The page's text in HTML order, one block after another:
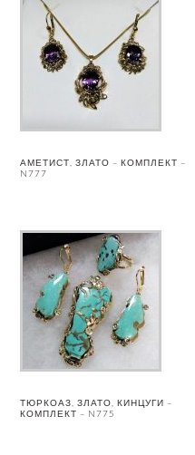
АМЕТИСТ, ЗЛАТО – КОМПЛЕКТ –
N777
ТЮРКОАЗ, ЗЛАТО, КИНЦУГИ –
КОМПЛЕКТ – N775